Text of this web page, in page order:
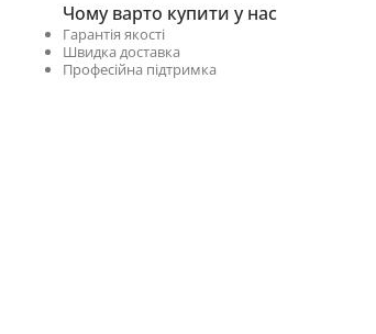
Чому варто купити у нас
Гарантія якості
Швидка доставка
Професійна підтримка